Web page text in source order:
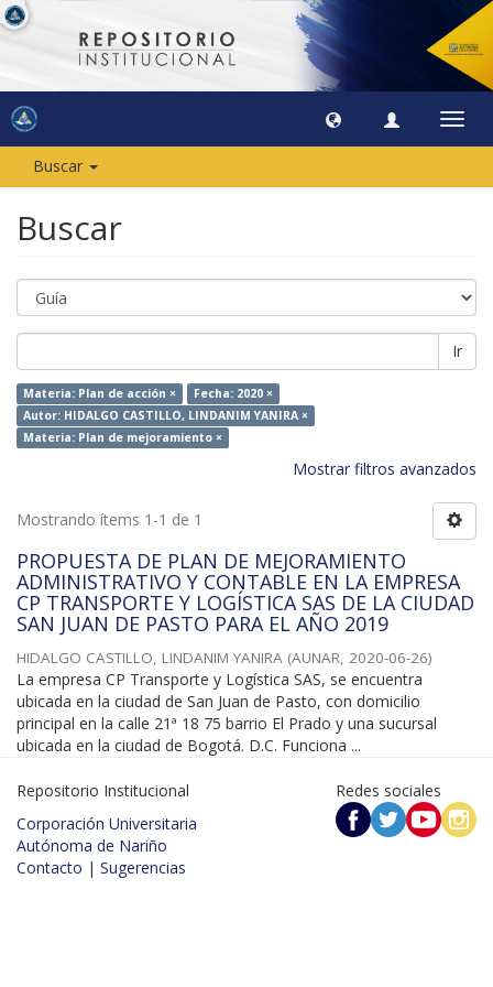
Buscar
Buscar
Ir
Materia: Plan de acción ×
Fecha: 2020 ×
Autor: HIDALGO CASTILLO, LINDANIM YANIRA ×
Materia: Plan de mejoramiento ×
Mostrar filtros avanzados
Mostrando ítems 1-1 de 1
PROPUESTA DE PLAN DE MEJORAMIENTO
ADMINISTRATIVO Y CONTABLE EN LA EMPRESA
CP TRANSPORTE Y LOGÍSTICA SAS DE LA CIUDAD
SAN JUAN DE PASTO PARA EL AÑO 2019
HIDALGO CASTILLO, LINDANIM YANIRA (AUNAR, 2020-06-26)
La empresa CP Transporte y Logística SAS, se encuentra
ubicada en la ciudad de San Juan de Pasto, con domicilio
principal en la calle 21ª 18 75 barrio El Prado y una sucursal
ubicada en la ciudad de Bogotá. D.C. Funciona ...
Repositorio Institucional
Corporación Universitaria
Autónoma de Nariño
Contacto | Sugerencias
Redes sociales